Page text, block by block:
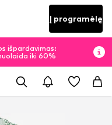
Į programėlę
išpardavimas:
iki 60%